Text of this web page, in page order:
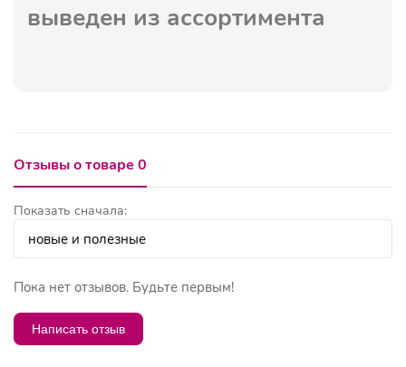
выведен из ассортимента
Отзывы о товаре 0
Показать сначала:
Пока нет отзывов. Будьте первым!
Написать отзыв